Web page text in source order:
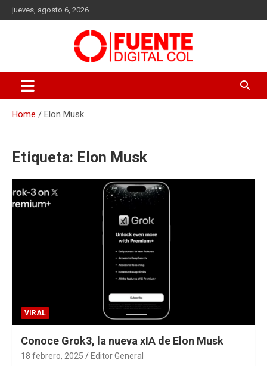
Skip
to
jueves, agosto 6, 2026
Fuente Digital Col
Home Elon Musk
Etiqueta: Elon Musk
VIRAL
Conoce Grok3, la nueva xIA de Elon Musk
18 febrero, 2025 Editor General